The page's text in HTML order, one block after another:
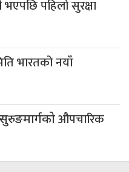
भएपछि पहिलो सुरक्षा
भारतको नयाँ
औपचारिक